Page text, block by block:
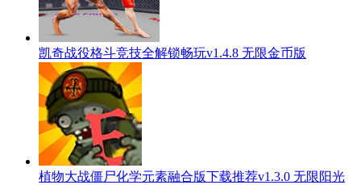
凯奇战役格斗竞技全解锁畅玩v1.4.8 无限金币版
植物大战僵尸化学元素融合版下载推荐v1.3.0 无限阳光